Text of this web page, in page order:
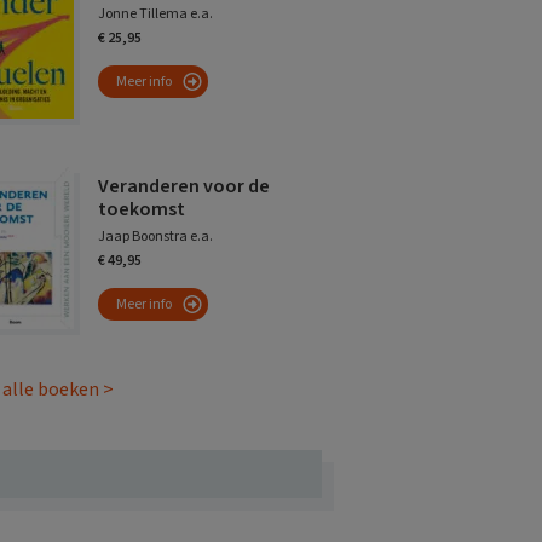
Jonne Tillema e.a.
€ 25,95
Meer info
Veranderen voor de
toekomst
Jaap Boonstra e.a.
€ 49,95
Meer info
boeken >